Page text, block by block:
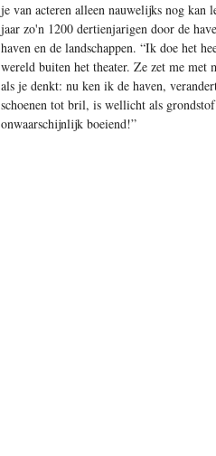
je van acteren alleen nauwelijks nog kan
jaar zo'n 1200 dertienjarigen door de
haven en de landschappen. “Ik doe het
wereld buiten het theater. Ze zet me
als je denkt: nu ken ik de haven,
schoenen tot bril, is wellicht als
onwaarschijnlijk boeiend!”